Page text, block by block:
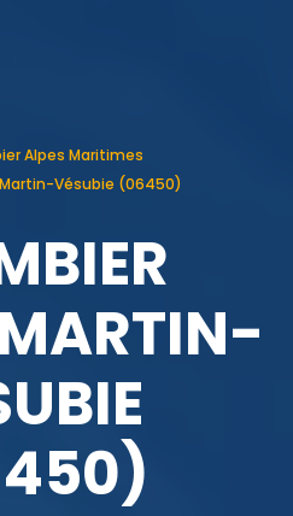
Alpes Maritimes
Vésubie (06450)